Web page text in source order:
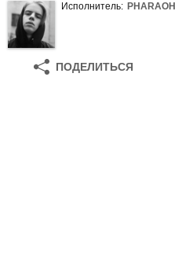
Исполнитель: PHARAOH
ПОДЕЛИТЬСЯ